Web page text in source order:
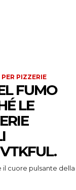
PIZZERIE
FUMO
LE
il cuore pulsante della